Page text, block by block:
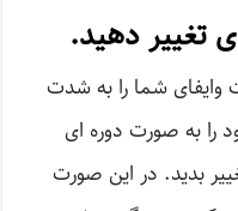
تغییر دهید.
وایفای شما را به شدت
را به صورت دوره ای
3 ماهه یا 2 ماهه تغییر بدید. در این صورت